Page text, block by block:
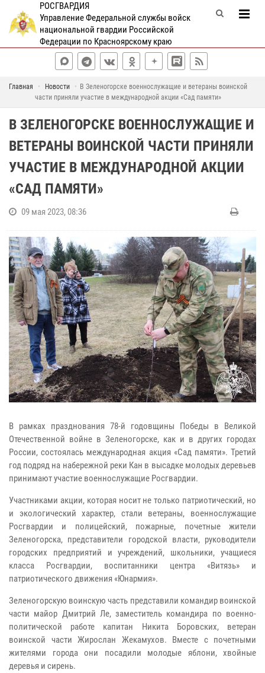
РОСГВАРДИЯ
Управление Федеральной службы войск
национальной гвардии Российской
Федерации по Красноярскому краю
Главная Новости
В Зеленогорске военнослужащие и ветераны воинской
части приняли участие в международной акции «Сад памяти»
В ЗЕЛЕНОГОРСКЕ ВОЕННОСЛУЖАЩИЕ И
ВЕТЕРАНЫ ВОИНСКОЙ ЧАСТИ ПРИНЯЛИ
УЧАСТИЕ В МЕЖДУНАРОДНОЙ АКЦИИ
«САД ПАМЯТИ»
09 мая 2023, 08:36
В рамках празднования 78-й годовщины Победы в Великой
Отечественной войне в Зеленогорске, как и в других городах
России, состоялась международная акция «Сад памяти». Третий
год подряд на набережной реки Кан в высадке молодых деревьев
принимают участие военнослужащие Росгвардии.
Участниками акции, которая носит не только патриотический, но
и экологический характер, стали ветераны, военнослужащие
Росгвардии и полицейский, пожарные, почетные жители
Зеленогорска, представители городской власти, руководители
городских предприятий и учреждений, школьники, учащиеся
класса Росгвардии, воспитанники центра «Витязь» и
патриотического движения «Юнармия».
Зеленогорскую воинскую часть представили командир воинской
части майор Дмитрий Ле, заместитель командира по военно-
политической работе капитан Никита Боровских, ветеран
воинской части Жирослан Жекамухов. Вместе с почетными
жителями города они посадили молодые яблони, хвойные
деревья и сирень.